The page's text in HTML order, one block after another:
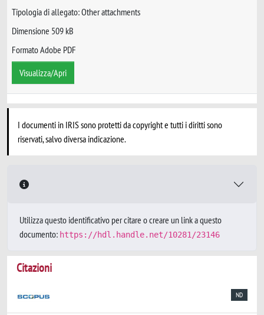
Tipologia di allegato: Other attachments
Dimensione 509 kB
Formato Adobe PDF
Visualizza/Apri
I documenti in IRIS sono protetti da copyright e tutti i diritti sono
riservati, salvo diversa indicazione.
Utilizza questo identificativo per citare o creare un link a questo
documento: https://hdl.handle.net/10281/23146
Citazioni
ND